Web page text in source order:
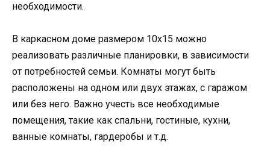
необходимости.
В каркасном доме размером 10х15 можно
реализовать различные планировки, в зависимости
от потребностей семьи. Комнаты могут быть
расположены на одном или двух этажах, с гаражом
или без него. Важно учесть все необходимые
помещения, такие как спальни, гостиные, кухни,
ванные комнаты, гардеробы и т.д.